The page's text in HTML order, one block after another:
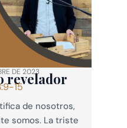
DE 2023
revelador
15
de nosotros,
somos. La triste